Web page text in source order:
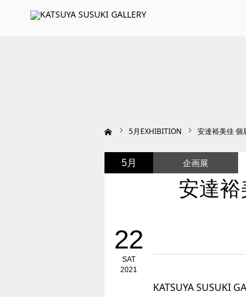
5月EXHIBITION 安達裕美佳 個
安達裕
5月
22
SAT
2021
企画展
KATSUYA SUSUKI